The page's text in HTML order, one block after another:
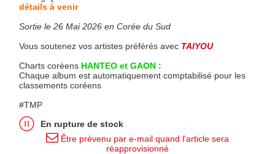
détails à venir
Sortie le 26 Mai 2026 en Corée du Sud
Vous soutenez vos artistes préférés avec TAIYOU
Charts coréens HANTEO et GAON :
Chaque album est automatiquement comptabilisé pour les
classements coréens
#TMP
En rupture de stock
Être prévenu par e-mail quand l'article sera
réapprovisionné